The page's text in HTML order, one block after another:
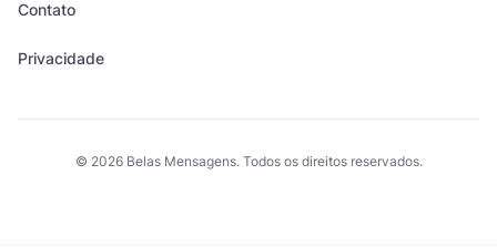
Contato
Privacidade
© 2026 Belas Mensagens. Todos os direitos reservados.